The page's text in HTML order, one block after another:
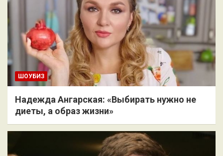
ШОУБИЗ
Надежда Ангарская: «Выбирать нужно не
диеты, а образ жизни»